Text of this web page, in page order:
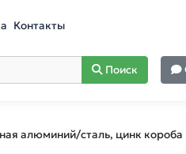
Контакты
Поиск
алюминий/сталь, цинк короба